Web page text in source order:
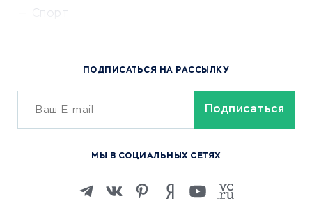
Спорт
Сервисы доставки
ОБУЧЕНИЕ И РАБОТА
Изучение иностранных
ПОДПИСАТЬСЯ НА РАССЫЛКУ
МЫ В СОЦИАЛЬНЫХ СЕТЯХ